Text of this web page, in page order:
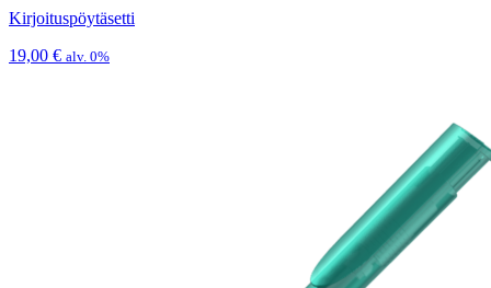
Kirjoituspöytäsetti
19,00 € alv. 0%